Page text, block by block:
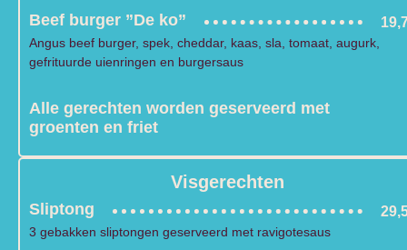
Beef burger ”De ko”
Angus beef burger, spek, cheddar, kaas, sla, tomaat, augurk,
gefrituurde uienringen en burgersaus
Alle gerechten worden geserveerd met
groenten en friet
Visgerechten
Sliptong
3 gebakken sliptongen geserveerd met ravigotesaus